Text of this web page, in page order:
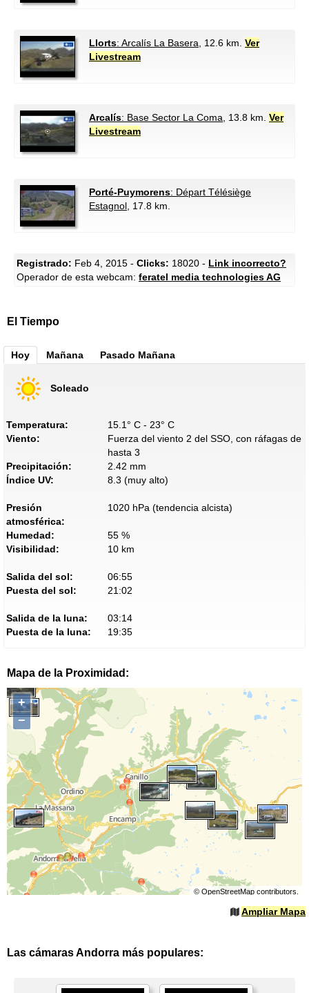
Llorts: Arcalís La Basera , 12.6 km. Ver
Livestream
Arcalís: Base Sector La Coma , 13.8 km. Ver
Livestream
Porté-Puymorens: Départ Télésiège
Estagnol , 17.8 km.
Registrado: Feb 4, 2015 - Clicks: 18020 - Link incorrecto?
Operador de esta webcam: feratel media technologies AG
El Tiempo
Hoy Mañana Pasado Mañana
Soleado
Temperatura:
15.1° C - 23° C
Viento:
Fuerza del viento 2 del SSO, con ráfagas de
hasta 3
Precipitación:
2.42 mm
Índice UV:
8.3 (muy alto)
Presión
atmosférica:
1020 hPa (tendencia alcista)
Humedad:
55 %
Visibilidad:
10 km
Salida del sol:
06:55
Puesta del sol:
21:02
Salida de la luna:
03:14
Puesta de la luna:
19:35
Mapa de la Proximidad:
+
−
© OpenStreetMapcontributors.
Ampliar Mapa
Las cámaras Andorra más populares: